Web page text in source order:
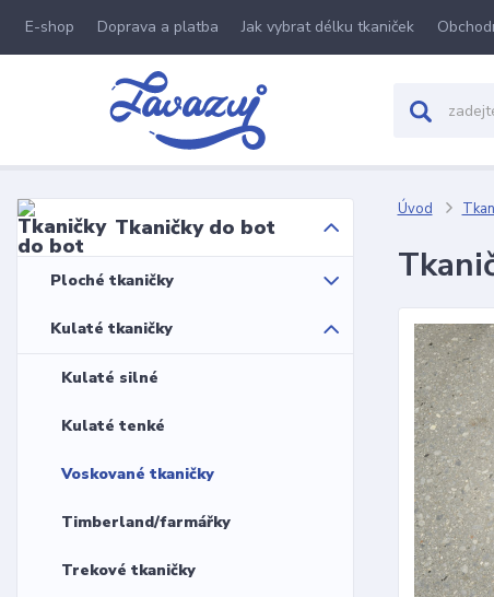
E-shop Doprava a platba Jak vybrat délku tkaniček
Tkaničky do bot
Ploché tkaničky
Kulaté tkaničky
Kulaté silné
Kulaté tenké
Voskované tkaničky
Timberland/farmářky
Trekové tkaničky
Úvod